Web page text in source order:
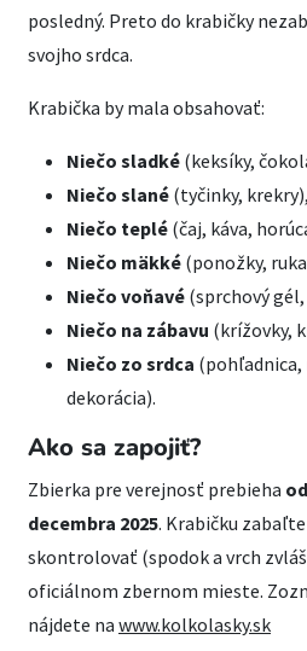
posledný. Preto do krabičky
svojho srdca.
Krabička by mala obsahovať:
Niečo sladké (keksíky,
Niečo slané (tyčinky, krekry),
Niečo teplé (čaj, káva,
Niečo mäkké (ponožky,
Niečo voňavé (sprchový
Niečo na zábavu (krížovky,
Niečo zo srdca (pohľadnica,
dekorácia).
Ako sa zapojiť?
Zbierka pre verejnosť prebieha
decembra 2025. Krabičku
skontrolovať (spodok a vrch
oficiálnom zbernom mieste.
nájdete na www.kolkolasky.sk